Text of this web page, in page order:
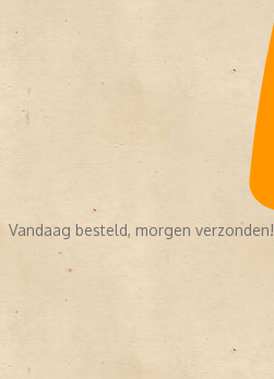
Vandaag besteld, morgen verzonden!